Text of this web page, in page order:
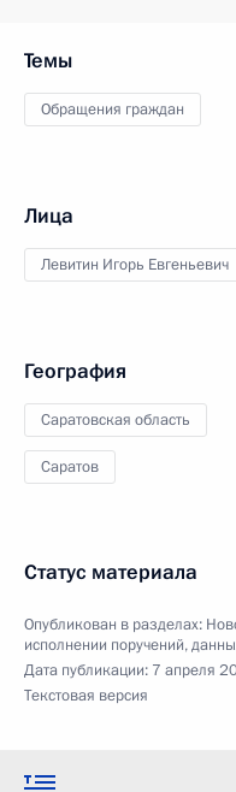
Темы
Обращения граждан
Лица
Левитин Игорь Евгеньевич
География
Саратовская область
Саратов
Статус материала
Опубликован в разделах:
исполнении поручений,
Дата публикации: 7 апреля
Текстовая версия